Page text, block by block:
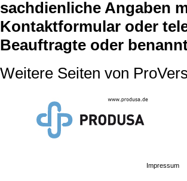
sachdienliche Angaben
Kontaktformular oder
Beauftragte oder
Weitere Seiten von
Impressum